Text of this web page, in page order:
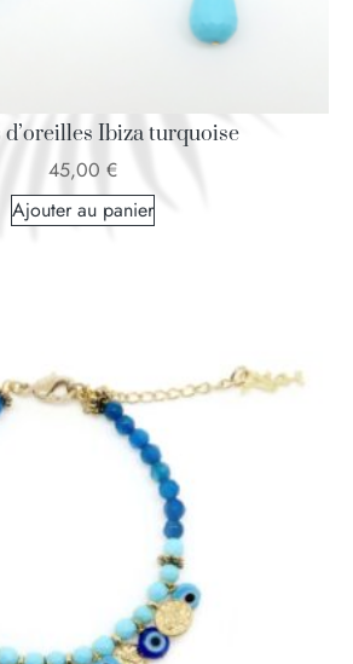
Ibiza turquoise
45,00 €
Ajouter au panier